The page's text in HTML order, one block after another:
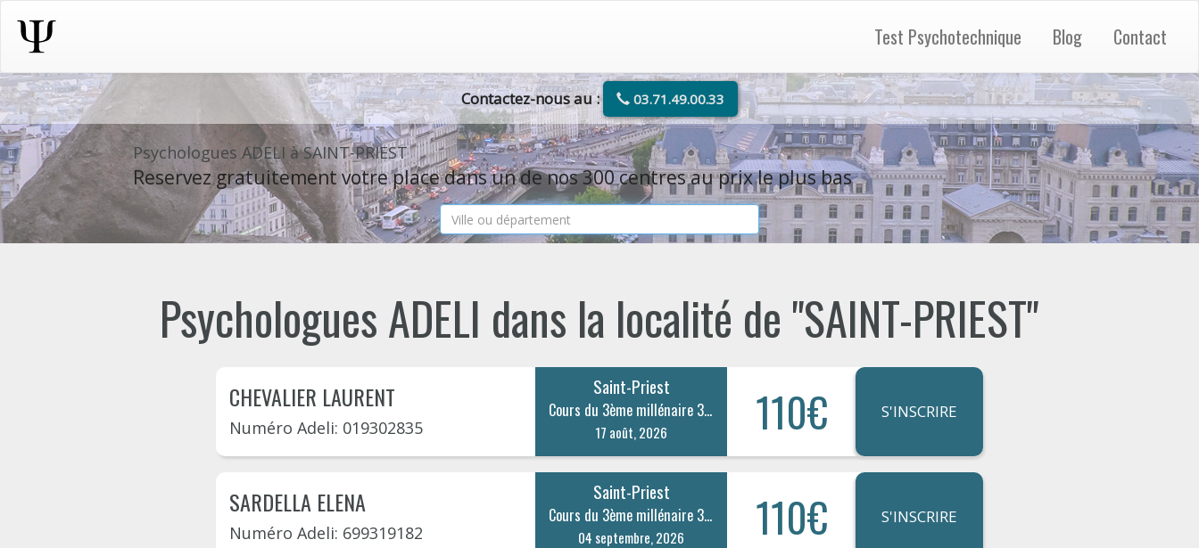
Test Psychotechnique Blog Contact
Contactez-nous au : 03.71.49.00.33
Psychologues ADELI à SAINT-PRIEST
Reservez gratuitement votre place dans un de nos 300 centres au prix le plus bas
Psychologues ADELI dans la localité de "SAINT-PRIEST"
CHEVALIER LAURENT
Numéro Adeli: 019302835
Saint-Priest
Cours du 3ème millénaire 333
17 août, 2026 110€ S'INSCRIRE
SARDELLA ELENA
Numéro Adeli: 699319182
Saint-Priest
Cours du 3ème millénaire 333
04 septembre, 2026 110€ S'INSCRIRE